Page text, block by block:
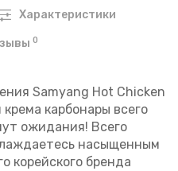
Характеристики
0
Samyang Hot Chicken
карбонары всего
ожидания! Всего
насыщенным
корейского бренда